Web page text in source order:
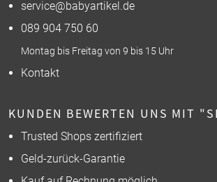
service@babyartikel.de
089 904 750 60
Montag bis Freitag von 9 bis 15 Uhr
Kontakt
KUNDEN BEWERTEN UNS MIT
Trusted Shops zertifiziert
Geld-zurück-Garantie